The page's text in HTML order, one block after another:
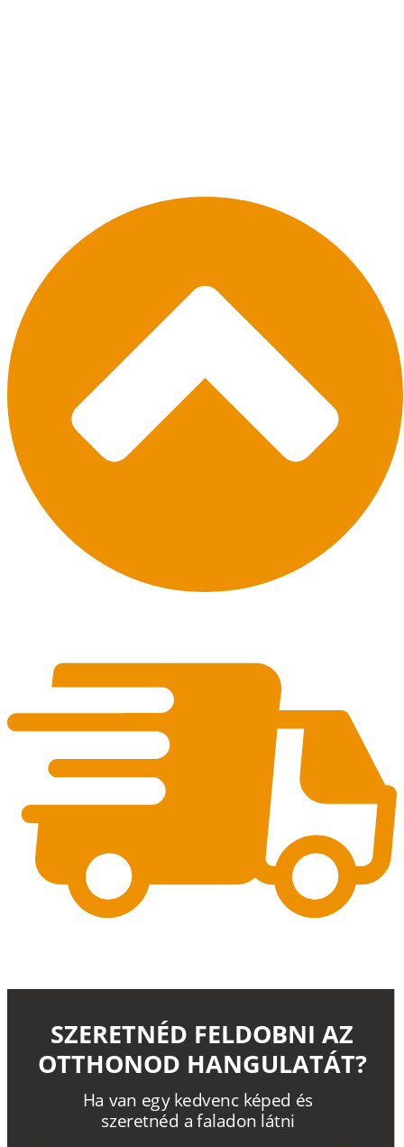
Ha van egy kedvenc képed és
szeretnéd a faladon látni
SZERETNÉD FELDOBNI AZ
OTTHONOD HANGULATÁT?